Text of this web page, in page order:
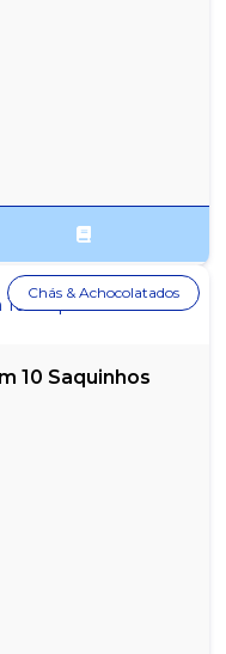
10 Saquinhos
Chás & Achocolatados